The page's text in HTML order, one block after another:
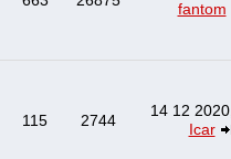
fantom
115 2744
14 12
Icar